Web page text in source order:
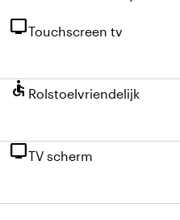
tvTouchscreen tv
accessible Rolstoelvriendelijk
tvTV scherm